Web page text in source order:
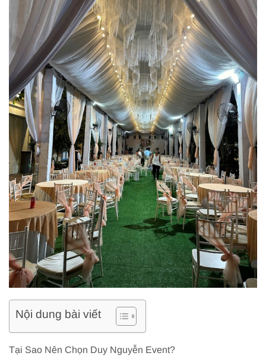
Nội dung bài viết
Tại Sao Nên Chọn Duy Nguyễn Event?